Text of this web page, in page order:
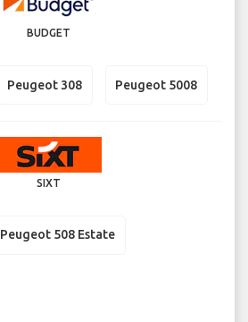
BUDGET
Peugeot 308 Peugeot 5008
SIXT
Peugeot 508 Estate